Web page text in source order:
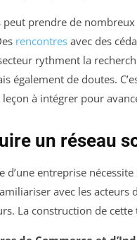
peut prendre de
rencontres avec des
rythment la
également de doutes.
à intégrer pour
un réseau
d’une entreprise
avec les acteurs
La construction de